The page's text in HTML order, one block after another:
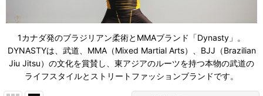
1カナダ発のブラジリアン柔術とMMAブランド「Dynasty」。
DYNASTYは、武道、MMA（Mixed Martial Arts）、BJJ（Brazilian
Jiu Jitsu）の文化を賞賛し、東アジアのルーツを持つ本物の武道の
ライフスタイルとストリートファッションブランドです。